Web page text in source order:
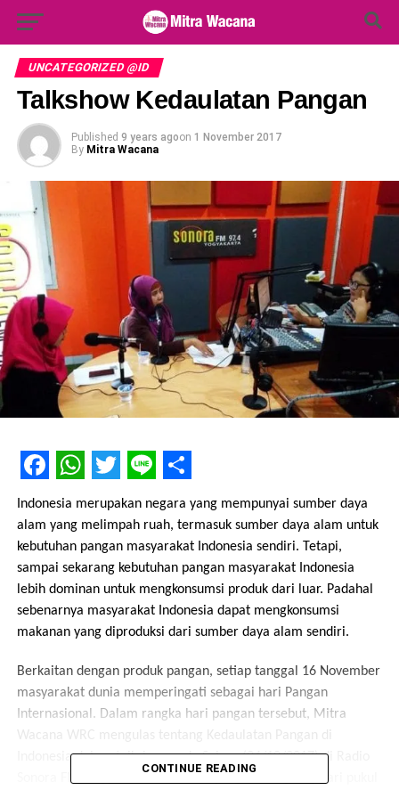
for:
UNCATEGORIZED @ID
Talkshow Kedaulatan Pangan
Published 9 years agoon 1 November 2017
By Mitra Wacana
Facebook
WhatsApp
Twitter
LineShare
Indonesia merupakan negara yang mempunyai sumber daya
alam yang melimpah ruah, termasuk sumber daya alam untuk
kebutuhan pangan masyarakat Indonesia sendiri. Tetapi,
sampai sekarang kebutuhan pangan masyarakat Indonesia
lebih dominan untuk mengkonsumsi produk dari luar. Padahal
sebenarnya masyarakat Indonesia dapat mengkonsumsi
makanan yang diproduksi dari sumber daya alam sendiri.
Berkaitan dengan produk pangan, setiap tanggal 16 November
masyarakat dunia memperingati sebagai hari Pangan
Internasional. Dalam rangka hari pangan tersebut, Mitra
Wacana WRC mengulas tentang Kedaulatan Pangan di
Indonesia dalam talkshow pada Selasa (24/10/2017) di Radio
Sonora FM, Yogyakarta. Talkshow yang berlangsung dari pukul
CONTINUE READING